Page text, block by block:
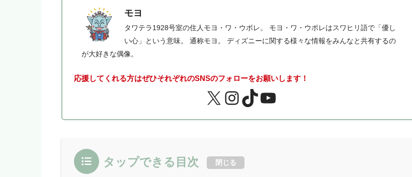
モヨ
タワテラ1928号室の住人モヨ・ワ・ウポレ。 モヨ・ワ・ウポレはスワヒリ語で「優し
い心」という意味。 通称モヨ。 ディズニーに関する様々な情報をみんなと共有するの
が大好きな偶像。
応援してくれる方はぜひそれぞれのSNSのフォローをお願いします！
タップできる目次 閉じる